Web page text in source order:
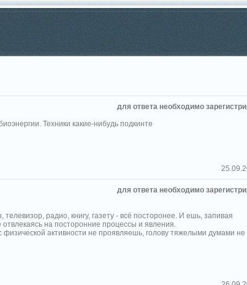
для ответа необходимо
Техники какие-нибудь подкинте
для ответа необходимо
радио, книгу, газету - всё посторонее. И ешь, запивая
на посторонние процессы и явления.
активности не проявляешь, голову тяжелыми думами не